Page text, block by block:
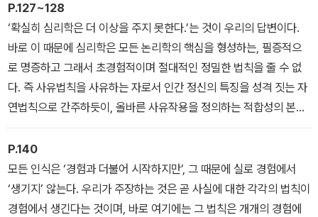
그러므로 후설의 사상과 현상을 올바로 이해하고 적용하려면, 후설의
사상을 ‘기술적 현상학-선험적 현상학-생활세계 현상학', '정적 분석
대 발생적 분석’이라는 단절된 도식으로 이해하는 것이 근본적 오류
임을 인식하고, 후설현상학의 슬로건인 “사태 그 자체로”처럼, 후설
로 돌아가 후설과 더불어 철학, 즉 현상학을 해야만 한다.
서로서, 후설현상학의 참모습을 재정립하고 다양하게 발전시키는 길
의 기초가 될 것이다. 또한 책 말미에는 후설의 연보와 저술 목록을 실
어 독자가 후설의 연구 방향과 의도를 정확하게 파악할 수 있도록 도
P.127~128
‘확실히 심리학은 더 이상을 주지 못한다.’는 것이 우리의 답변이다.
바로 이 때문에 심리학은 모든 논리학의 핵심을 형성하는, 필증적으
로 명증하고 그래서 초경험적이며 절대적인 정밀한 법칙을 줄 수 없
다. 즉 사유법칙을 사유하는 자로서 인간 정신의 특징을 성격 짓는 자
연법칙으로 간주하듯이, 올바른 사유작용을 정의하는 적합성의 본질
은 (습관, 경향, 전통과 같은) 다른 어떤 심리적 영향으로도 희미해지
지 않는 이러한 사유법칙이 순수하게 작동하는 데 놓여 있어야만 한
다.
P.140
모든 인식은 ‘경험과 더불어 시작하지만’, 그 때문에 실로 경험에서
‘생기지’ 않는다. 우리가 주장하는 것은 곧 사실에 대한 각각의 법칙이
경험에서 생긴다는 것이며, 바로 여기에는 그 법칙은 개개의 경험에